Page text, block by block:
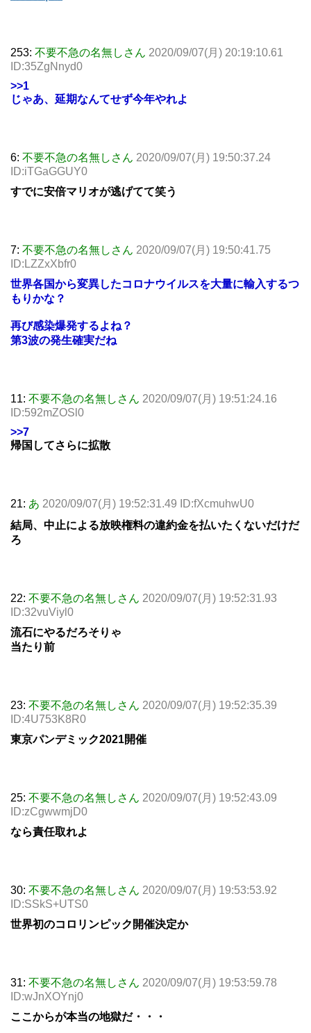
253: 不要不急の名無しさん 2020/09/07(月) 20:19:10.61
ID:35ZgNnyd0
>>1
じゃあ、延期なんてせず今年やれよ
6: 不要不急の名無しさん 2020/09/07(月) 19:50:37.24
ID:iTGaGGUY0
すでに安倍マリオが逃げてて笑う
7: 不要不急の名無しさん 2020/09/07(月) 19:50:41.75
ID:LZZxXbfr0
世界各国から変異したコロナウイルスを大量に輸入するつ
もりかな？
再び感染爆発するよね？
第3波の発生確実だね
11: 不要不急の名無しさん 2020/09/07(月) 19:51:24.16
ID:592mZOSl0
>>7
帰国してさらに拡散
21: あ 2020/09/07(月) 19:52:31.49 ID:fXcmuhwU0
結局、中止による放映権料の違約金を払いたくないだけだ
ろ
22: 不要不急の名無しさん 2020/09/07(月) 19:52:31.93
ID:32vuViyl0
流石にやるだろそりゃ
当たり前
23: 不要不急の名無しさん 2020/09/07(月) 19:52:35.39
ID:4U753K8R0
東京パンデミック2021開催
25: 不要不急の名無しさん 2020/09/07(月) 19:52:43.09
ID:zCgwwmjD0
なら責任取れよ
30: 不要不急の名無しさん 2020/09/07(月) 19:53:53.92
ID:SSkS+UTS0
世界初のコロリンピック開催決定か
31: 不要不急の名無しさん 2020/09/07(月) 19:53:59.78
ID:wJnXOYnj0
ここからが本当の地獄だ・・・